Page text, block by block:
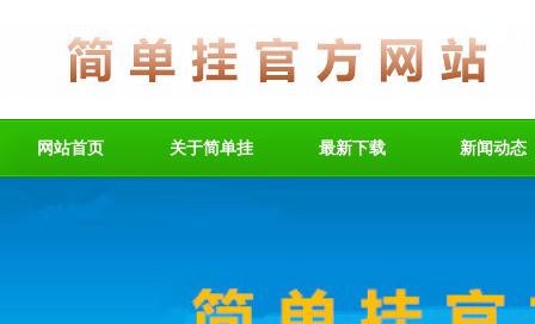
网站首页 关于简单挂 最新下载 新闻动态